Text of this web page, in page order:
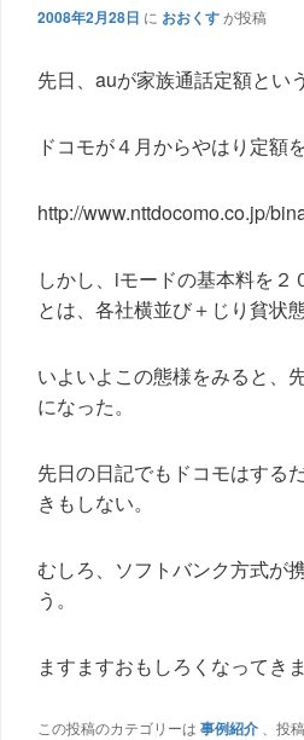
2008年2月28日 に おおくすが投稿
先日、auが家族通話定額とい
ドコモが４月からやはり定額
http://www.nttdocomo.co.jp/
しかし、iモードの基本料を
とは、各社横並び＋じり貧状
いよいよこの態様をみると、
になった。
先日の日記でもドコモはする
きもしない。
むしろ、ソフトバンク方式が
う。
ますますおもしろくなってき
この投稿のカテゴリーは 事例紹介 、投